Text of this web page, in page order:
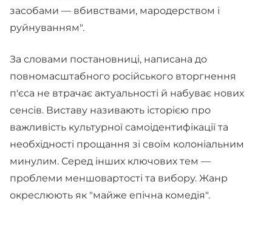
засобами — вбивствами, мародерством і
руйнуванням".
За словами постановниці, написана до
повномасштабного російського вторгнення
п'єса не втрачає актуальності й набуває нових
сенсів. Виставу називають історією про
важливість культурної самоідентифікації та
необхідності прощання зі своїм колоніальним
минулим. Серед інших ключових тем —
проблеми меншовартості та вибору. Жанр
окреслюють як "майже епічна комедія".